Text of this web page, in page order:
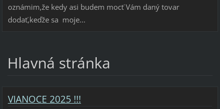
oznámim,že kedy asi budem mocť Vám daný tovar
dodať,keďže sa moje...
Hlavná stránka
VIANOCE 2025 !!!